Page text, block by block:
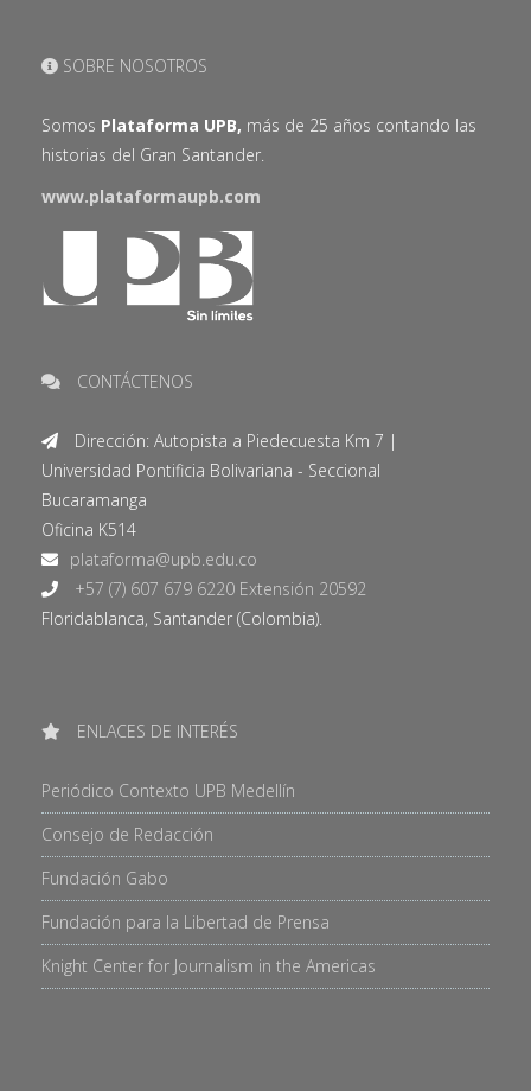
SOBRE NOSOTROS
Somos Plataforma UPB, más de 25 años contando las
historias del Gran Santander.
www.plataformaupb.com
CONTÁCTENOS
Dirección: Autopista a Piedecuesta Km 7 |
Universidad Pontificia Bolivariana - Seccional
Bucaramanga
Oficina K514
+57 (7) 607 679 6220 Extensión 20592
Floridablanca, Santander (Colombia).
ENLACES DE INTERÉS
Periódico Contexto UPB Medellín
Consejo de Redacción
Fundación Gabo
Fundación para la Libertad de Prensa
Knight Center for Journalism in the Americas